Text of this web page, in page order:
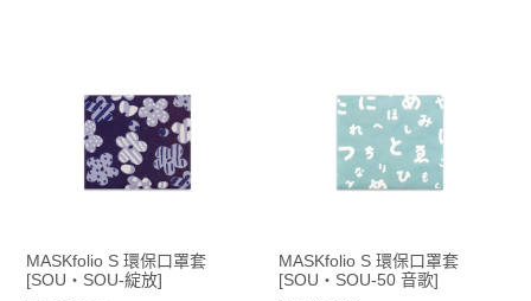
MASKfolio S 環保口罩套
[SOU・SOU-綻放]
MASKfolio S 環保口罩套
[SOU・SOU-50 音歌]